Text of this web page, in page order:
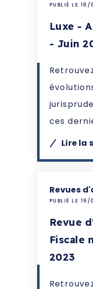
PUBLIÉ LE
Luxe -
- Juin
ces
Lire la
Revues
PUBLIÉ LE
Revue
Fiscale
2023